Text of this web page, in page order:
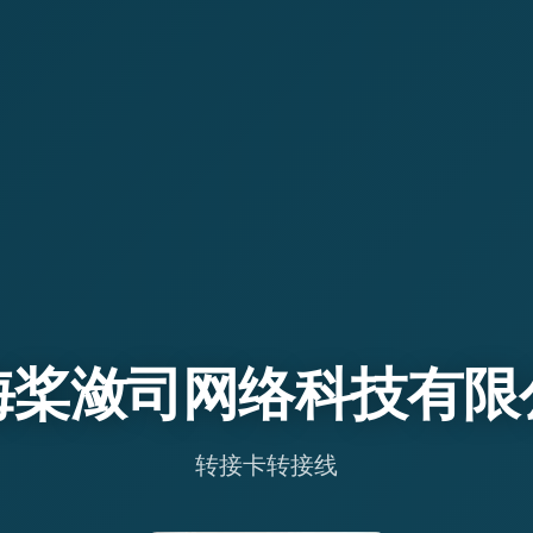
潋司网络科技有
转接卡转接线